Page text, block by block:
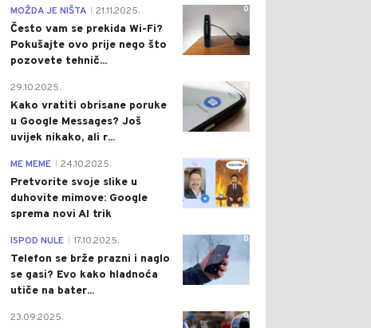
0
MOŽDA JE NIŠTA 21.11.2025.
Često vam se prekida Wi-Fi?
Pokušajte ovo prije nego što
pozovete tehnič...
0
29.10.2025.
Kako vratiti obrisane poruke
u Google Messages? Još
uvijek nikako, ali r...
0
ME MEME 24.10.2025.
Pretvorite svoje slike u
duhovite mimove: Google
sprema novi AI trik
0
ISPOD NULE 17.10.2025.
Telefon se brže prazni i naglo
se gasi? Evo kako hladnoća
utiče na bater...
0
23.09.2025.